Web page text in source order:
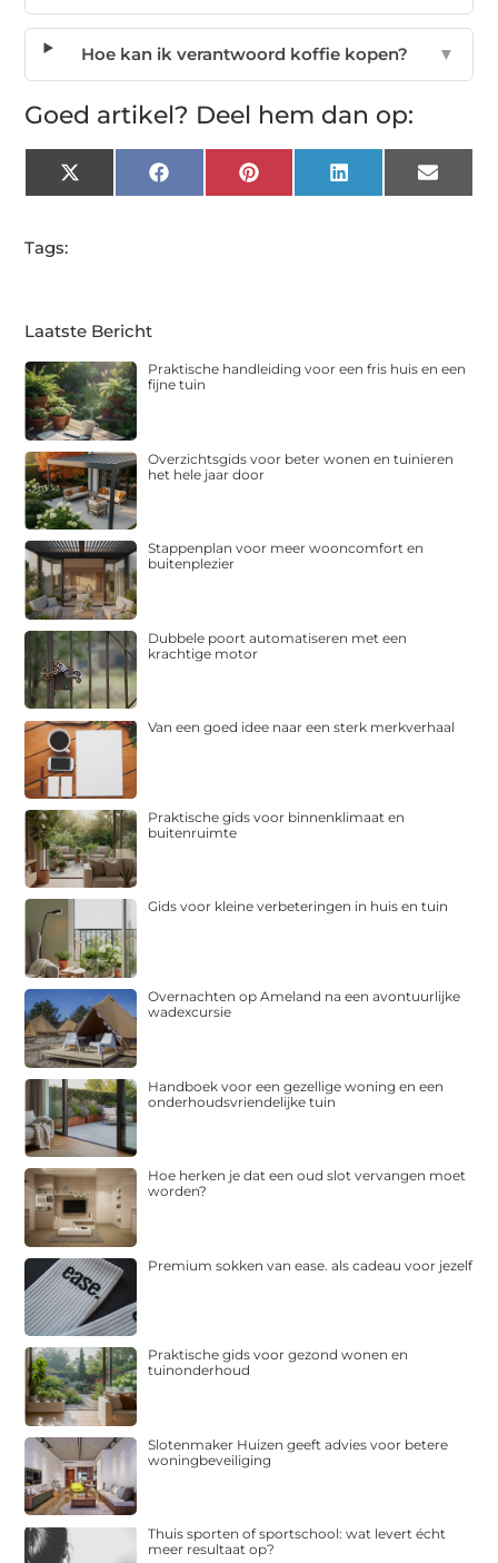
Hoe kan ik verantwoord koffie kopen? ▼
Goed artikel? Deel hem dan op:
X
(Twitter)
FacebookPinterest LinkedIn Email
Tags:
Laatste Bericht
Praktische handleiding voor een fris huis en een
fijne tuin
Overzichtsgids voor beter wonen en tuinieren
het hele jaar door
Stappenplan voor meer wooncomfort en
buitenplezier
Dubbele poort automatiseren met een
krachtige motor
Van een goed idee naar een sterk merkverhaal
Praktische gids voor binnenklimaat en
buitenruimte
Gids voor kleine verbeteringen in huis en tuin
Overnachten op Ameland na een avontuurlijke
wadexcursie
Handboek voor een gezellige woning en een
onderhoudsvriendelijke tuin
Hoe herken je dat een oud slot vervangen moet
worden?
Premium sokken van ease. als cadeau voor jezelf
Praktische gids voor gezond wonen en
tuinonderhoud
Slotenmaker Huizen geeft advies voor betere
woningbeveiliging
Thuis sporten of sportschool: wat levert écht
meer resultaat op?